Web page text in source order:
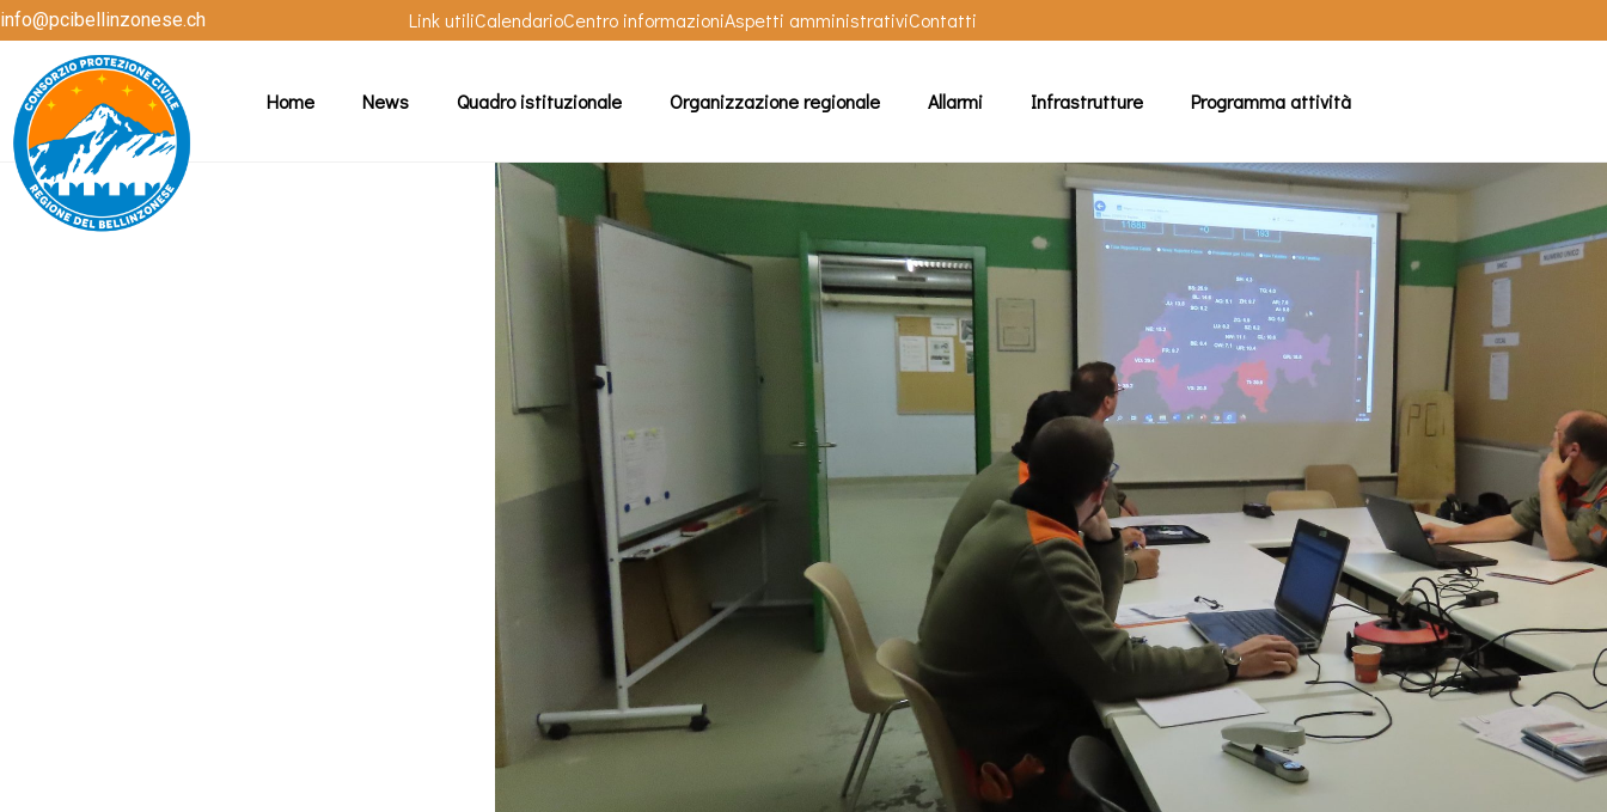
info@pcibellinzonese.ch Link utiliCalendarioCentro informazioniAspetti amministrativiContatti
Home News Quadro istituzionale Organizzazione regionale Allarmi Infrastrutture Programma attività